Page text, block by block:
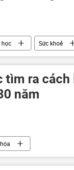
học Sức khoẻ
tìm ra
năm